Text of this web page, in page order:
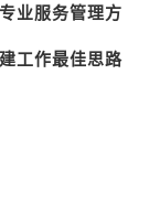
业服务管理方
工作最佳思路